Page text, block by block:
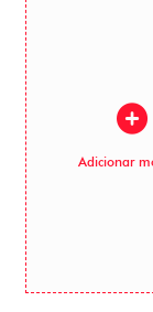
Adicionar